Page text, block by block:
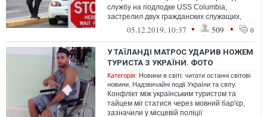
службу на подлодке USS Columbia,
застрелил двух гражданских служащих,
после чего покончил жизнь самоубийством
05.12.2019, 10:37 • 509 • 0
У ТАЇЛАНДІ МАТРОС УДАРИВ НОЖЕМ
ТУРИСТА З УКРАЇНИ. ФОТО
Категорія: Новини в світі: читати останні світові
новини Надзвичайні події України та світу.
Конфлікт між українським туристом та
тайцем міг статися через мовний бар'єр,
зазначили у місцевій поліції